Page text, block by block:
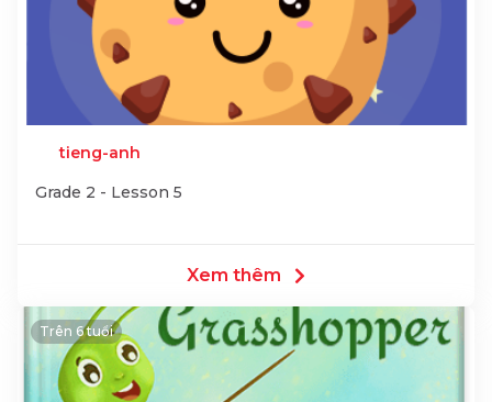
tieng-anh
Grade 2 - Lesson 5
Xem thêm
Trên 6 tuổi